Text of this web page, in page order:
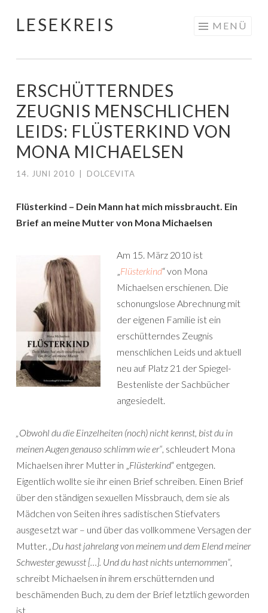
Springe
LESEKREIS MENÜ
ERSCHÜTTERNDES
ZEUGNIS MENSCHLICHEN
LEIDS: FLÜSTERKIND VON
MONA MICHAELSEN
14. JUNI 2010 DOLCEVITA
Flüsterkind – Dein Mann hat mich missbraucht. Ein
Brief an meine Mutter von Mona Michaelsen
Am 15. März 2010 ist
„Flüsterkind“ von Mona
Michaelsen erschienen. Die
schonungslose Abrechnung mit
der eigenen Familie ist ein
erschütterndes Zeugnis
menschlichen Leids und aktuell
neu auf Platz 21 der Spiegel-
Bestenliste der Sachbücher
angesiedelt.
„Obwohl du die Einzelheiten (noch) nicht kennst, bist du in
meinen Augen genauso schlimm wie er“, schleudert Mona
Michaelsen ihrer Mutter in „Flüsterkind“ entgegen.
Eigentlich wollte sie ihr einen Brief schreiben. Einen Brief
über den ständigen sexuellen Missbrauch, dem sie als
Mädchen von Seiten ihres sadistischen Stiefvaters
ausgesetzt war – und über das vollkommene Versagen der
Mutter. „Du hast jahrelang von meinem und dem Elend meiner
Schwester gewusst […]. Und du hast nichts unternommen“,
schreibt Michaelsen in ihrem erschütternden und
beschämenden Buch, zu dem der Brief letztlich geworden
ist.